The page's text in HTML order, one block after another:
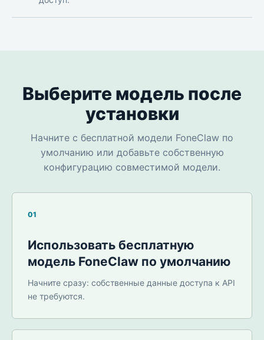
Выберите модель после
установки
Начните с бесплатной модели FoneClaw по
умолчанию или добавьте собственную
конфигурацию совместимой модели.
01
Использовать бесплатную
модель FoneClaw по умолчанию
Начните сразу: собственные данные доступа к API
не требуются.